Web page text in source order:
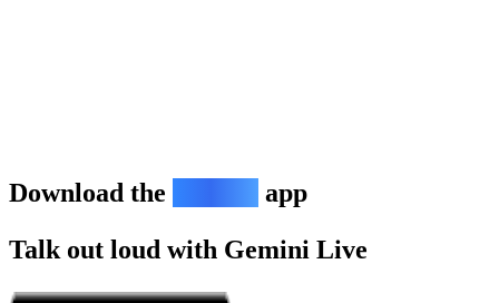
Download the
app
Talk out loud with Gemini Live